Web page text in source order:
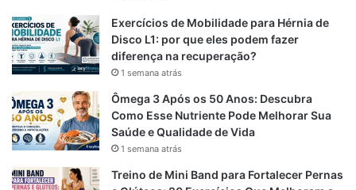
Dor lombar persistente
Geralmente piora após atividades físicas ou ao
permanecer muito tempo em pé.
Exercícios de Mobilidade para Hérnia de
Disco L1: por que eles podem fazer
diferença na recuperação?
1 semana atrás
Ômega 3 Após os 50 Anos: Descubra
Como Esse Nutriente Pode Melhorar Sua
Saúde e Qualidade de Vida
1 semana atrás
Treino de Mini Band para Fortalecer Pernas